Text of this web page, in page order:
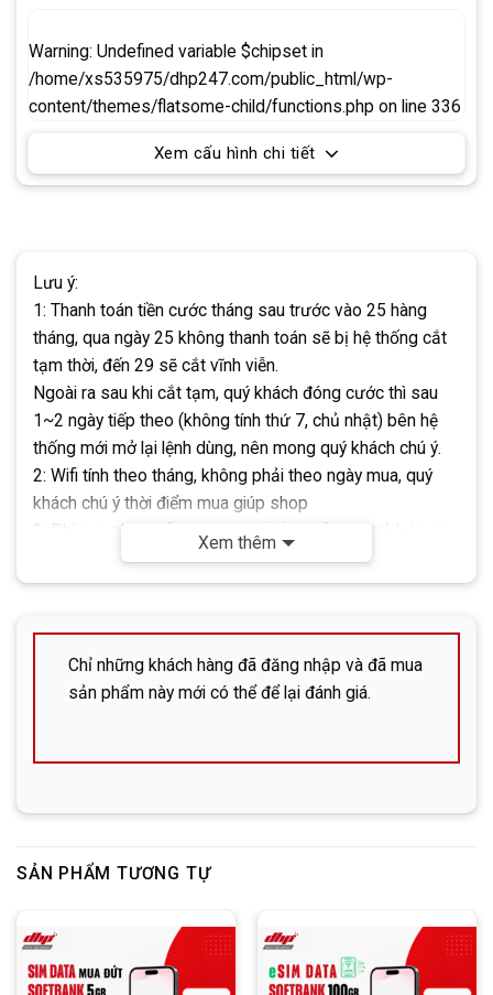
Lưu ý:
1: Thanh toán tiền cước tháng sau trước vào 25 hàng
tháng, qua ngày 25 không thanh toán sẽ bị hệ thống cắt
tạm thời, đến 29 sẽ cắt vĩnh viễn.
Ngoài ra sau khi cắt tạm, quý khách đóng cước thì sau
1~2 ngày tiếp theo (không tính thứ 7, chủ nhật) bên hệ
thống mới mở lại lệnh dùng, nên mong quý khách chú ý.
2: Wifi tính theo tháng, không phải theo ngày mua, quý
khách chú ý thời điểm mua giúp shop
3:
Phí cục phát wifi là 5000yen (cả thuế)
, sau trả lại cục
phát sẽ tùy tình trạng của cục phát tại thời điểm trả cục
để hoàn tiền
Lưu ý: Mọi giao dịch chỉ được thực hiện qua
Công Ty Cổ Phần DHP
Tatemachi bulding 203
Điện thoại: 082-576-4715 (Mr. DONG)
Xem thêm
Chỉ những khách hàng đã đăng nhập và đã mua
sản phẩm này mới có thể để lại đánh giá.
SẢN PHẨM TƯƠNG TỰ
Warning: Undefined variable $chipset in
/home/xs535975/dhp247.com/public_html/wp-
content/themes/flatsome-child/functions.php on line 336
Xem cấu hình chi tiết